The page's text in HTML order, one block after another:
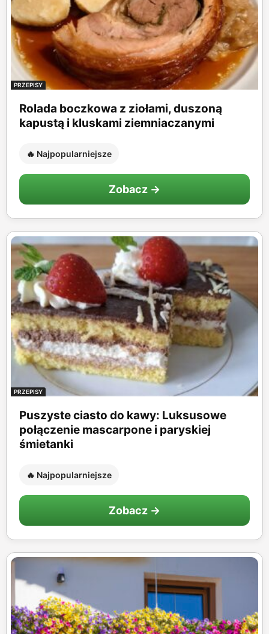
PRZEPISY
Rolada boczkowa z ziołami, duszoną
kapustą i kluskami ziemniaczanymi
🔥 Najpopularniejsze
Zobacz →
PRZEPISY
Puszyste ciasto do kawy: Luksusowe
połączenie mascarpone i paryskiej
śmietanki
🔥 Najpopularniejsze
Zobacz →